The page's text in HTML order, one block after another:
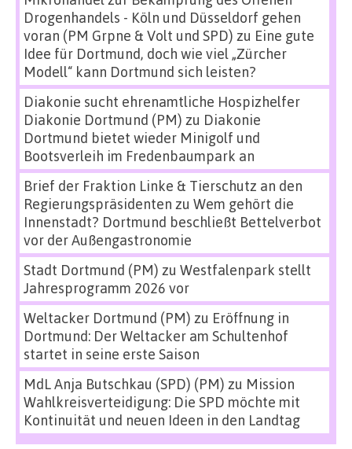
Drogenhandels - Köln und Düsseldorf gehen
voran (PM Grpne & Volt und SPD) zu Eine gute
Idee für Dortmund, doch wie viel „Zürcher
Modell“ kann Dortmund sich leisten?
Diakonie sucht ehrenamtliche Hospizhelfer
Diakonie Dortmund (PM) zu Diakonie
Dortmund bietet wieder Minigolf und
Bootsverleih im Fredenbaumpark an
Brief der Fraktion Linke & Tierschutz an den
Regierungspräsidenten zu Wem gehört die
Innenstadt? Dortmund beschließt Bettelverbot
vor der Außengastronomie
Stadt Dortmund (PM) zu Westfalenpark stellt
Jahresprogramm 2026 vor
Weltacker Dortmund (PM) zu Eröffnung in
Dortmund: Der Weltacker am Schultenhof
startet in seine erste Saison
MdL Anja Butschkau (SPD) (PM) zu Mission
Wahlkreisverteidigung: Die SPD möchte mit
Kontinuität und neuen Ideen in den Landtag